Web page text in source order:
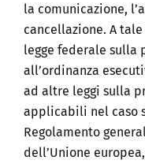
la comunicazione,
cancellazione. A
legge federale sulla
all’ordinanza
ad altre leggi sulla
applicabili nel caso
Regolamento
dell’Unione